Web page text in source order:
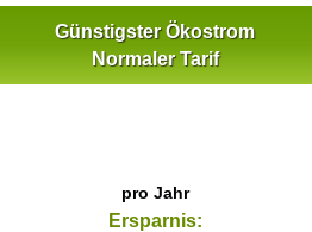
Günstigster Ökostrom
Normaler Tarif
pro Jahr
Ersparnis: